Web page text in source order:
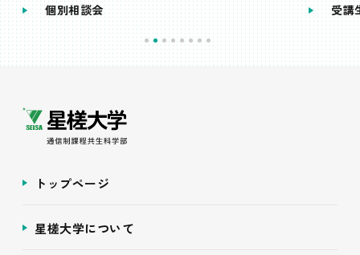
個別相談会 受講
トップページ
星槎大学について